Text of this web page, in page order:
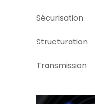
Sécurisation
Structuration
Transmission